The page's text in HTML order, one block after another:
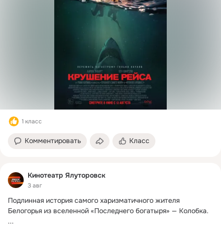
1 класс
Комментировать Класс
Кинотеатр Ялуторовск
3 авг
Подлинная история самого харизматичного жителя
Белогорья из вселенной «Последнего богатыря» — Колобка.
...